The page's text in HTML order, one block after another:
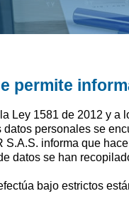
permite
Ley 1581 de 2012 y
personales se
informa que
datos se han
bajo estrictos